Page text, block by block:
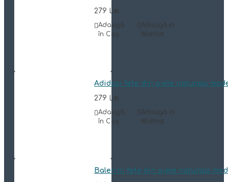
279 Lei
Adaugă
în Coş
Adaugă in
Wishlist
Adidasi fete din piele naturala
279 Lei
Adaugă
în Coş
Adaugă in
Wishlist
Balerini fete din piele naturala